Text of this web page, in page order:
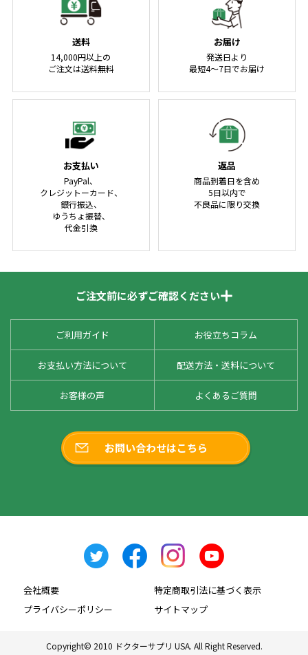
送料
14,000円以上の
ご注文は送料無料
お届け
発送日より
最短4～7日でお届け
お支払い
PayPal、
クレジットーカード、
銀行振込、
ゆうちょ振替、
代金引換
返品
商品到着日を含め
5日以内で
不良品に限り交換
ご注文前に必ずご確認ください
ご利用ガイド お役立ちコラム
お支払い方法について 配送方法・送料について
お客様の声 よくあるご質問
お問い合わせはこちら
会社概要
特定商取引法に基づく表示
プライバシーポリシー
サイトマップ
Copyright© 2010 ドクターサプリ USA. All Right Reserved.